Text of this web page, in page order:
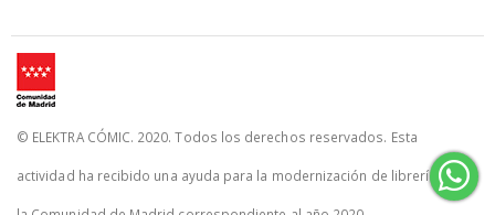
© ELEKTRA CÓMIC. 2020. Todos los derechos reservados. Esta
actividad ha recibido una ayuda para la modernización de librerías de